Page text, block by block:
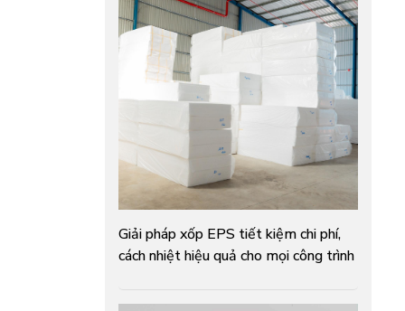
Giải pháp xốp EPS tiết kiệm chi phí,
cách nhiệt hiệu quả cho mọi công trình